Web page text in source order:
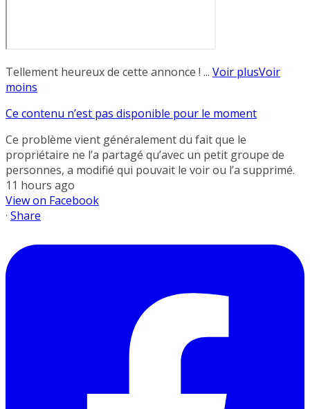
Tellement heureux de cette annonce ! ... Voir plusVoir
moins
Ce contenu n’est pas disponible pour le moment
Ce problème vient généralement du fait que le
propriétaire ne l’a partagé qu’avec un petit groupe de
personnes, a modifié qui pouvait le voir ou l’a supprimé.
11 hours ago
View on Facebook
· Share